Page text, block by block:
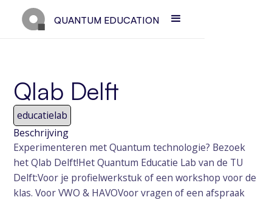
QUANTUM EDUCATION
Qlab Delft
educatielab
Beschrijving
Experimenteren met Quantum technologie? Bezoek
het Qlab Delft!Het Quantum Educatie Lab van de TU
Delft:Voor je profielwerkstuk of een workshop voor de
klas. Voor VWO & HAVOVoor vragen of een afspraak